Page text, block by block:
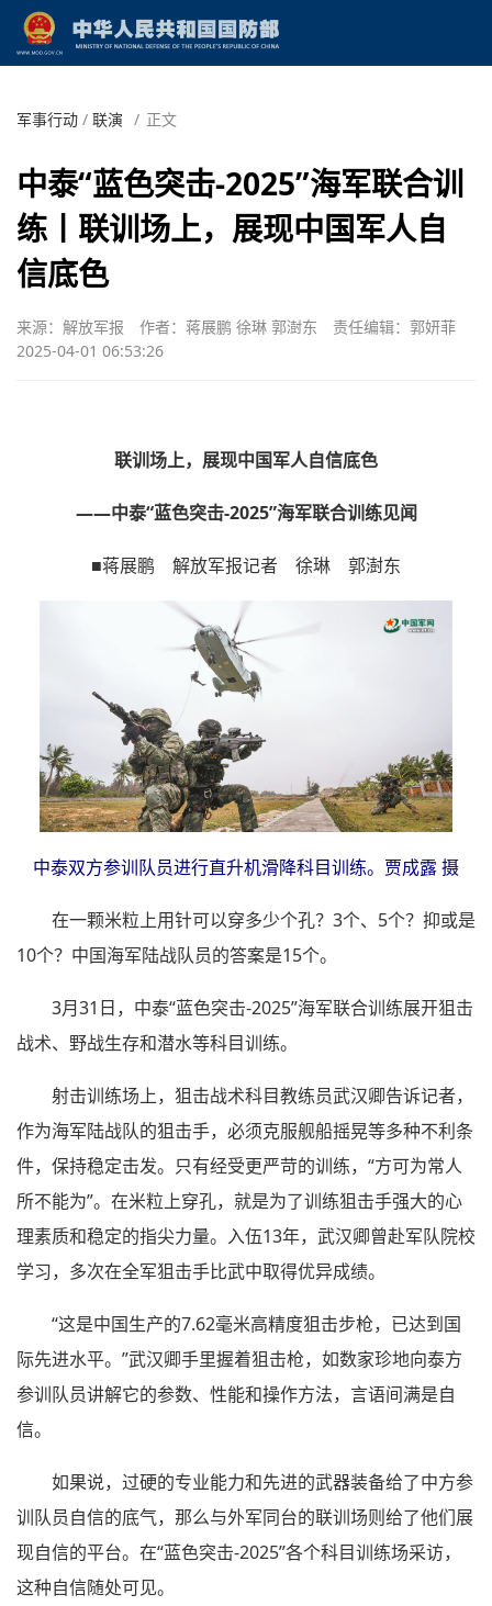
军事行动 / 联演 / 正文
中泰“蓝色突击-2025”海军联合训
练丨联训场上，展现中国军人自
信底色
来源：解放军报 作者：蒋展鹏 徐琳 郭澍东
责任编辑：郭妍菲
2025-04-01 06:53:26
联训场上，展现中国军人自信底色
——中泰“蓝色突击-2025”海军联合训练见闻
■蒋展鹏 解放军报记者 徐琳 郭澍东
中泰双方参训队员进行直升机滑降科目训练。贾成露 摄
在一颗米粒上用针可以穿多少个孔？3个、5个？抑或是
10个？中国海军陆战队员的答案是15个。
3月31日，中泰“蓝色突击-2025”海军联合训练展开狙击
战术、野战生存和潜水等科目训练。
射击训练场上，狙击战术科目教练员武汉卿告诉记者，
作为海军陆战队的狙击手，必须克服舰船摇晃等多种不利条
件，保持稳定击发。只有经受更严苛的训练，“方可为常人
所不能为”。在米粒上穿孔，就是为了训练狙击手强大的心
理素质和稳定的指尖力量。入伍13年，武汉卿曾赴军队院校
学习，多次在全军狙击手比武中取得优异成绩。
“这是中国生产的7.62毫米高精度狙击步枪，已达到国
际先进水平。”武汉卿手里握着狙击枪，如数家珍地向泰方
参训队员讲解它的参数、性能和操作方法，言语间满是自
信。
如果说，过硬的专业能力和先进的武器装备给了中方参
训队员自信的底气，那么与外军同台的联训场则给了他们展
现自信的平台。在“蓝色突击-2025”各个科目训练场采访，
这种自信随处可见。